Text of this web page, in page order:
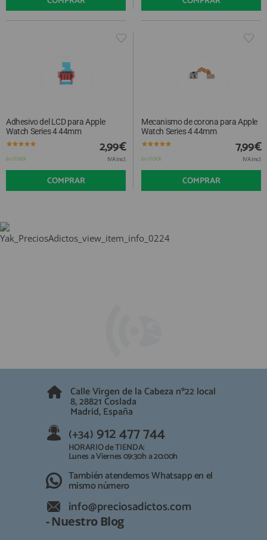
Adhesivo del LCD para Apple
Watch Series 4 44mm
En STOCK
2,99€
IVA Incl.
COMPRAR
Mecanismo de corona para Apple
Watch Series 4 44mm
En STOCK
7,99€
IVA Incl.
COMPRAR
Calle Virgen de la Cabeza nº22 local
8, 28821 Coslada
Madrid, España
(+34) 912 477 744
HORARIO de TIENDA:
Lunes a Viernes 09:30h a 20:00h
También atendemos Whatsapp en el
mismo número
info@preciosadictos.com
- Nuestro Blog